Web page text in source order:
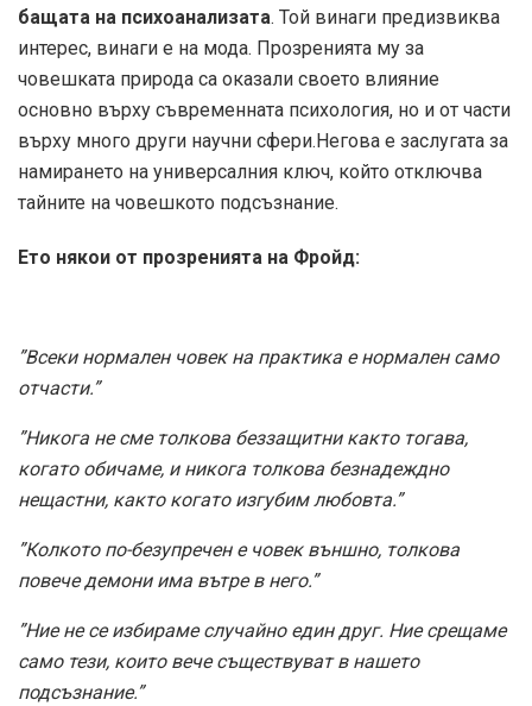
бащата на психоанализата. Той винаги предизвиква
интерес, винаги е на мода. Прозренията му за
човешката природа са оказали своето влияние
основно върху съвременната психология, но и от части
върху много други научни сфери.Негова е заслугата за
намирането на универсалния ключ, който отключва
тайните на човешкото подсъзнание.
Ето някои от прозренията на Фройд:
”Всеки нормален човек на практика е нормален само
отчасти.”
”Никога не сме толкова беззащитни както тогава,
когато обичаме, и никога толкова безнадеждно
нещастни, както когато изгубим любовта.”
”Колкото по-безупречен е човек външно, толкова
повече демони има вътре в него.”
”Ние не се избираме случайно един друг. Ние срещаме
само тези, които вече съществуват в нашето
подсъзнание.”